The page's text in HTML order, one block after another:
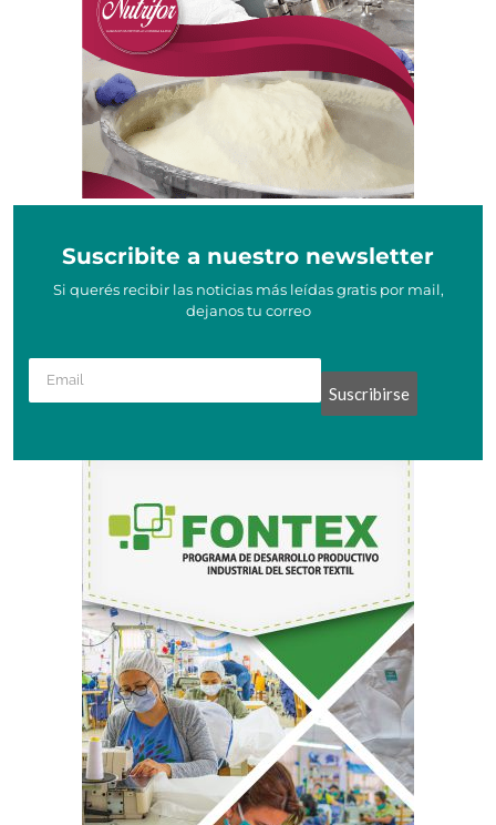
Suscribite a nuestro newsletter
Si querés recibir las noticias más leídas gratis por mail,
dejanos tu correo
Suscribirse